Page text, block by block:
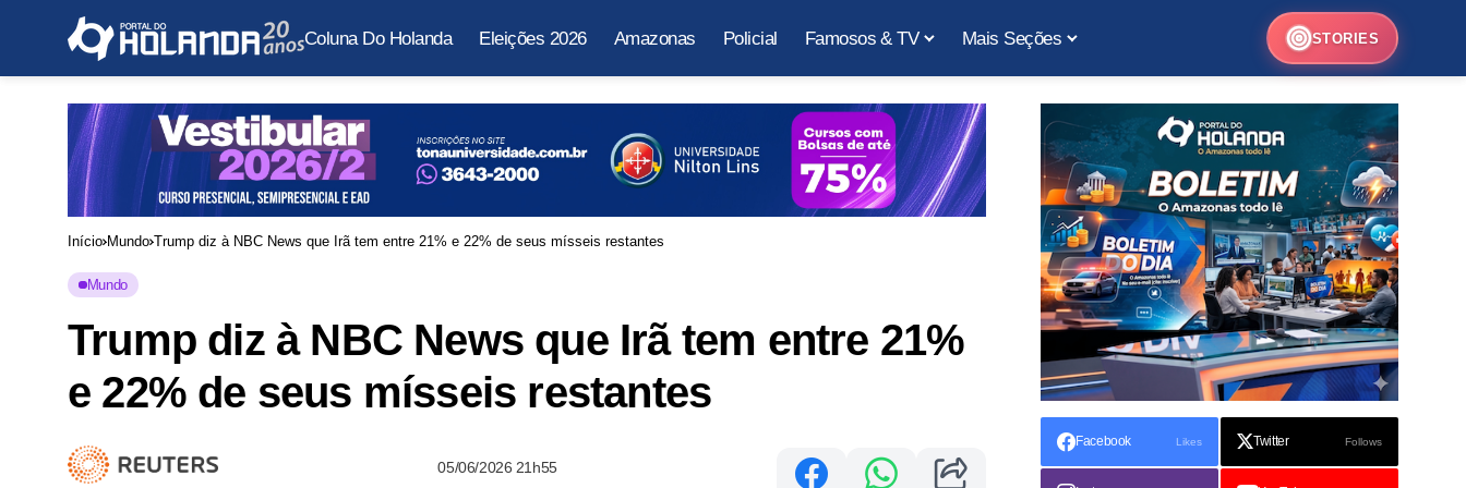
Coluna Do Holanda Eleições 2026 Amazonas Policial Famosos & TV Mais Seções STORIES
Início Mundo Trump diz à NBC News que Irã tem entre 21% e 22% de seus mísseis restantes
Mundo
Trump diz à NBC News que Irã tem entre 21%
e 22% de seus mísseis restantes
05/06/2026 21h55
Facebook Likes Twitter Follows